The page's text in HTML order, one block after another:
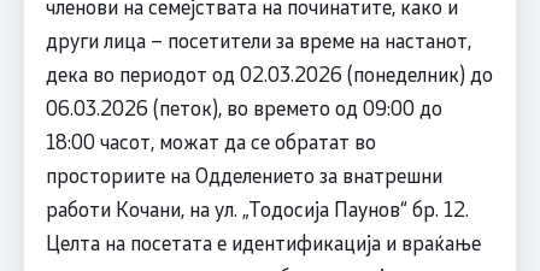
членови на семејствата на починатите, како и
други лица – посетители за време на настанот,
дека во периодот од 02.03.2026 (понеделник) до
06.03.2026 (петок), во времето од 09:00 до
18:00 часот, можат да се обратат во
просториите на Одделението за внатрешни
работи Кочани, на ул. „Тодосија Паунов“ бр. 12.
Целта на посетата е идентификација и враќање